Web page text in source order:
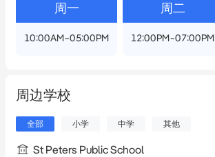
周一
10:00AM~05:00PM
周二
12:00PM~07:00PM
周边学校
全部 小学 中学 其他
St Peters Public School